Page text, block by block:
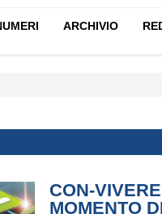
ARCHIVIO
CON-
MOMENTO